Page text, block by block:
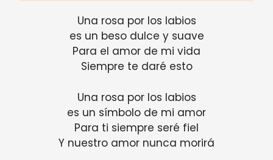
Una rosa por los labios
es un beso dulce y suave
Para el amor de mi vida
Siempre te daré esto
Una rosa por los labios
es un símbolo de mi amor
Para ti siempre seré fiel
Y nuestro amor nunca morirá